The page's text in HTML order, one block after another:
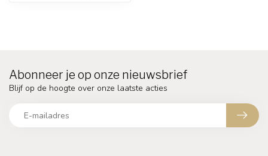
Abonneer je op onze nieuwsbrief
Blijf op de hoogte over onze laatste acties